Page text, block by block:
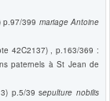
p.97/399 mariage Antoine
42C2137), p.163/369 :
paternels à St Jean de
p.5/39 sepulture nobilis